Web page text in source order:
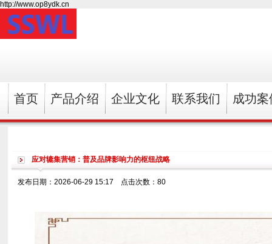
http://www.op8ydk.cn
首页 产品介绍 企业文化 联系我们 成功案
应对辘集营销：普及品牌影响力的枢纽战略
发布日期：2026-06-29 15:17 点击次数：80